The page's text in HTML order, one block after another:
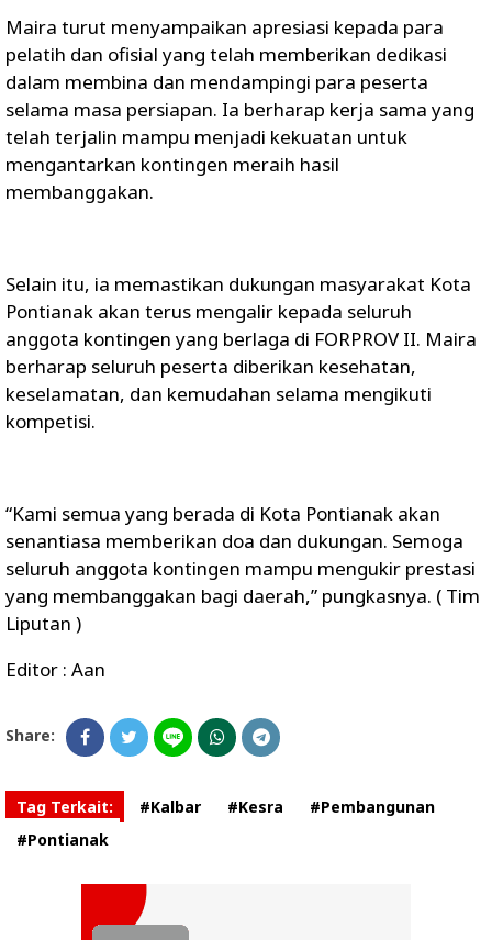
Maira turut menyampaikan apresiasi kepada para
pelatih dan ofisial yang telah memberikan dedikasi
dalam membina dan mendampingi para peserta
selama masa persiapan. Ia berharap kerja sama yang
telah terjalin mampu menjadi kekuatan untuk
mengantarkan kontingen meraih hasil
membanggakan.
Selain itu, ia memastikan dukungan masyarakat Kota
Pontianak akan terus mengalir kepada seluruh
anggota kontingen yang berlaga di FORPROV II. Maira
berharap seluruh peserta diberikan kesehatan,
keselamatan, dan kemudahan selama mengikuti
kompetisi.
“Kami semua yang berada di Kota Pontianak akan
senantiasa memberikan doa dan dukungan. Semoga
seluruh anggota kontingen mampu mengukir prestasi
yang membanggakan bagi daerah,” pungkasnya. ( Tim
Liputan )
Editor : Aan
Share:
Tag Terkait: #Kalbar #Kesra
#Pembangunan
#Pontianak